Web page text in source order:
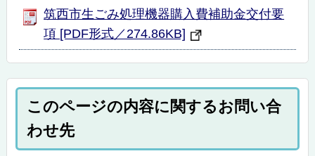
筑西市生ごみ処理機器購入費補助金交付要
項 [PDF形式／274.86KB]
このページの内容に関するお問い合
わせ先